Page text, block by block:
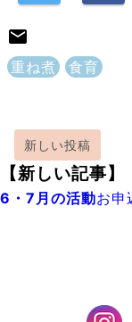
重ね煮 食育
新しい投稿
【新しい記事】
6・7月の活動お申